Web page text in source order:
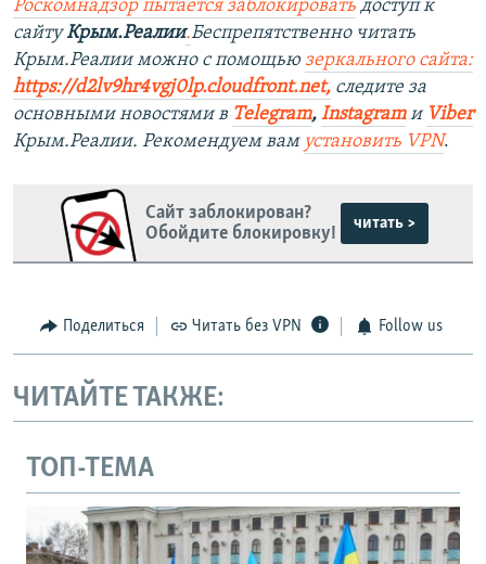
Роскомнадзор пытается заблокировать доступ к
сайтуКрым.Реалии.Беспрепятственно читать
Крым.Реалии можно с помощью зеркального сайта:
https://d2lv9hr4vgj0lp.cloudfront.net, следите за
основными новостями в Telegram, Instagramи Viber
Крым.Реалии. Рекомендуем вам установить VPN.
Сайт заблокирован?
Обойдите блокировку!
читать >
Поделиться Читать без VPN Follow us
ЧИТАЙТЕ ТАКЖЕ:
ТОП-ТЕМА